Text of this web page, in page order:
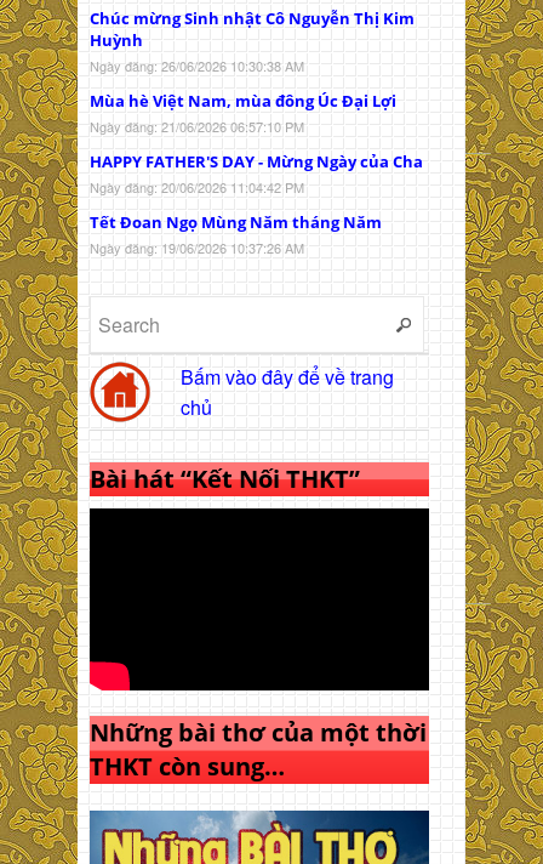
Chúc mừng Sinh nhật Cô Nguyễn Thị Kim
Huỳnh
Ngày đăng: 26/06/2026 10:30:38 AM
Mùa hè Việt Nam, mùa đông Úc Đại Lợi
Ngày đăng: 21/06/2026 06:57:10 PM
HAPPY FATHER'S DAY - Mừng Ngày của Cha
Ngày đăng: 20/06/2026 11:04:42 PM
Tết Đoan Ngọ Mùng Năm tháng Năm
Ngày đăng: 19/06/2026 10:37:26 AM
Bấm vào đây để về trang
chủ
Bài hát “Kết Nối THKT”
Những bài thơ của một thời
THKT còn sung…